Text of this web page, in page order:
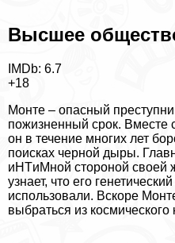
Высшее
IMDb: 6.7
+18
Монте – опасный
пожизненный срок. Вместе
он в течение многих лет
поисках черной дыры.
иHTиMной стороной
узнает, что его
использовали. Вскоре
выбраться из космического